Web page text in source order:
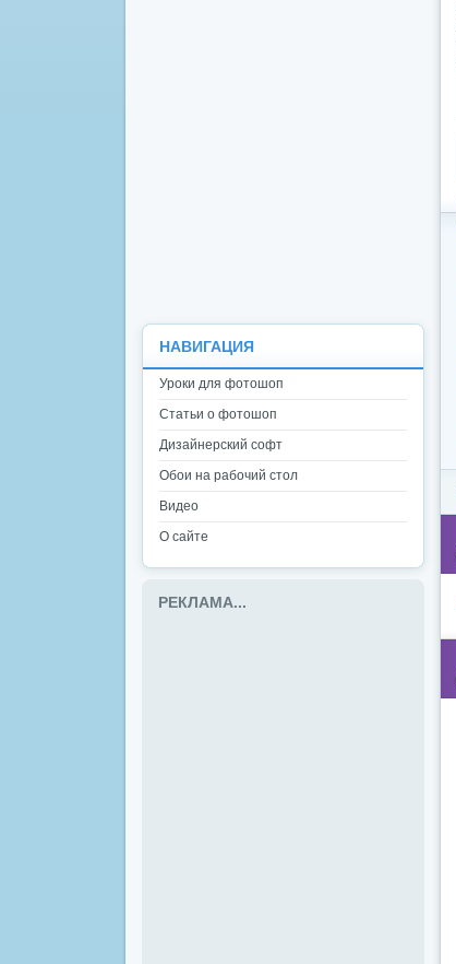
НАВИГАЦИЯ
Уроки для фотошоп
Статьи о фотошоп
Дизайнерский софт
Обои на рабочий стол
Видео
О сайте
РЕКЛАМА...